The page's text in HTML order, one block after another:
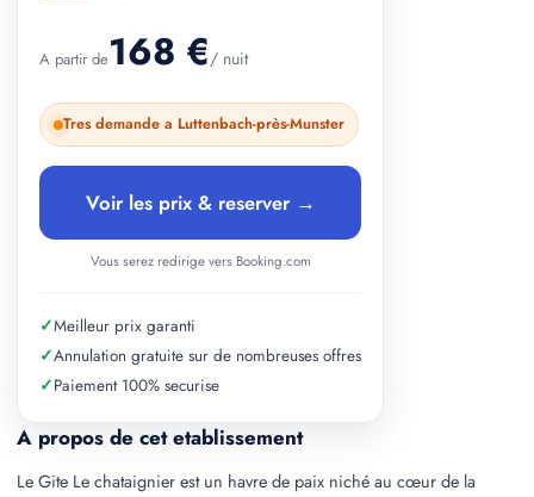
A propos de cet etablissement
Le Gite Le chataignier est un havre de paix niché au cœur de la
A partir de168 €/ nuit
Tres demande a Luttenbach-près-Munster
Voir les prix & reserver →
Vous serez redirige vers Booking.com
✓Meilleur prix garanti
✓Annulation gratuite sur de nombreuses offres
✓Paiement 100% securise